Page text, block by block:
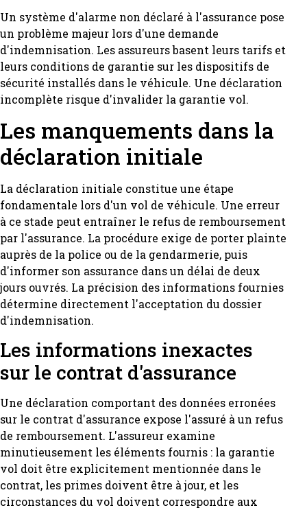
Un système d'alarme non déclaré à l'assurance pose
un problème majeur lors d'une demande
d'indemnisation. Les assureurs basent leurs tarifs et
leurs conditions de garantie sur les dispositifs de
sécurité installés dans le véhicule. Une déclaration
incomplète risque d'invalider la garantie vol.
Les manquements dans la
déclaration initiale
La déclaration initiale constitue une étape
fondamentale lors d'un vol de véhicule. Une erreur
à ce stade peut entraîner le refus de remboursement
par l'assurance. La procédure exige de porter plainte
auprès de la police ou de la gendarmerie, puis
d'informer son assurance dans un délai de deux
jours ouvrés. La précision des informations fournies
détermine directement l'acceptation du dossier
d'indemnisation.
Les informations inexactes
sur le contrat d'assurance
Une déclaration comportant des données erronées
sur le contrat d'assurance expose l'assuré à un refus
de remboursement. L'assureur examine
minutieusement les éléments fournis : la garantie
vol doit être explicitement mentionnée dans le
contrat, les primes doivent être à jour, et les
circonstances du vol doivent correspondre aux